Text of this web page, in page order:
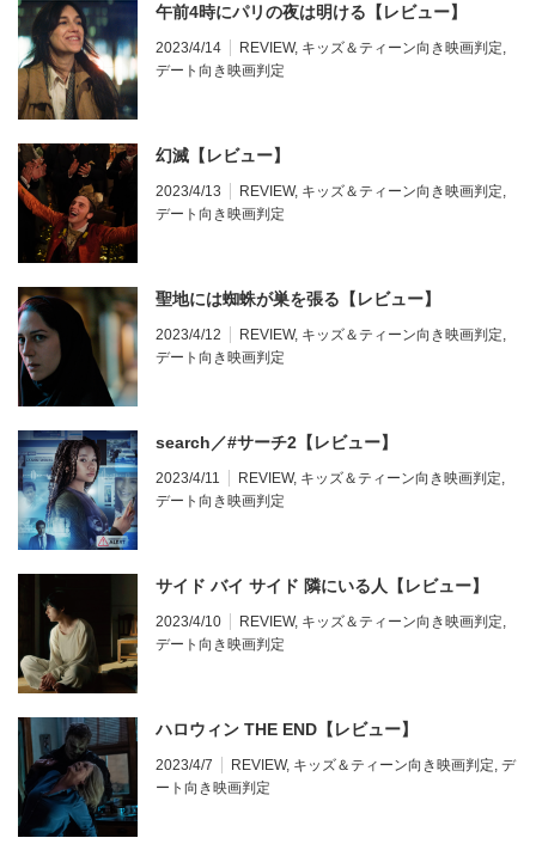
午前4時にパリの夜は明ける【レビュー】
2023/4/14 REVIEW, キッズ＆ティーン向き映画判定
デート向き映画判定
幻滅【レビュー】
2023/4/13 REVIEW, キッズ＆ティーン向き映画判定
デート向き映画判定
聖地には蜘蛛が巣を張る【レビュー】
2023/4/12 REVIEW, キッズ＆ティーン向き映画判定
デート向き映画判定
search／#サーチ2【レビュー】
2023/4/11 REVIEW, キッズ＆ティーン向き映画判定
デート向き映画判定
サイド バイ サイド 隣にいる人【レビュー】
2023/4/10 REVIEW, キッズ＆ティーン向き映画判定
デート向き映画判定
ハロウィン THE END【レビュー】
2023/4/7 REVIEW, キッズ＆ティーン向き映画判定 デ
ート向き映画判定